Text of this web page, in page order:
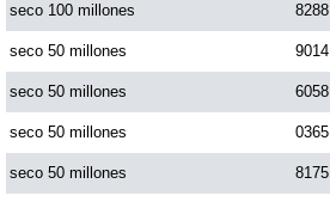
seco 100 millones 8288
seco 50 millones 9014
seco 50 millones 6058
seco 50 millones 0365
seco 50 millones 8175